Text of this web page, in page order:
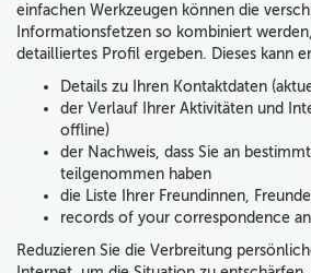
einfachen Werkzeugen können die
Informationsfetzen so kombiniert
detailliertes Profil ergeben. Dieses kann
Details zu Ihren Kontaktdaten
der Verlauf Ihrer Aktivitäten und
offline)
der Nachweis, dass Sie an
teilgenommen haben
die Liste Ihrer Freundinnen,
records of your correspondence
Reduzieren Sie die Verbreitung